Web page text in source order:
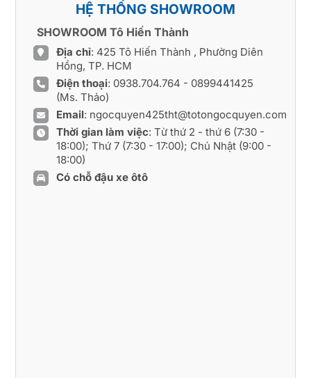
HỆ THỐNG SHOWROOM
SHOWROOM Tô Hiến Thành
Địa chỉ: 425 Tô Hiến Thành , Phường Diên
Hồng, TP. HCM
Điện thoại: 0938.704.764 - 0899441425
(Ms. Thảo)
Email: ngocquyen425tht@totongocquyen.com
Thời gian làm việc: Từ thứ 2 - thứ 6 (7:30 -
18:00); Thứ 7 (7:30 - 17:00); Chủ Nhật (9:00 -
18:00)
Có chỗ đậu xe ôtô